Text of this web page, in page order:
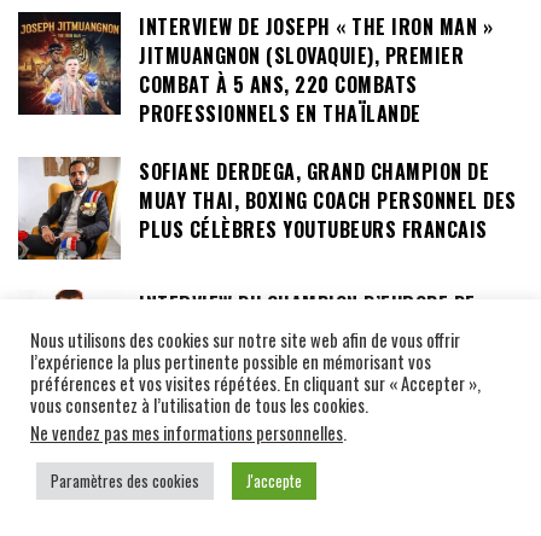
INTERVIEW DE JOSEPH « THE IRON MAN »
JITMUANGNON (SLOVAQUIE), PREMIER
COMBAT À 5 ANS, 220 COMBATS
PROFESSIONNELS EN THAÏLANDE
SOFIANE DERDEGA, GRAND CHAMPION DE
MUAY THAI, BOXING COACH PERSONNEL DES
PLUS CÉLÈBRES YOUTUBEURS FRANCAIS
INTERVIEW DU CHAMPION D’EUROPE DE
MUAY THAI LIONEL DI VITALE,
PARACHUTISTE COMMANDO, PORTIER,
GARDE DU CORPS DE STAR
INTERVIEWS NAKMUAYS YING
Nous utilisons des cookies sur notre site web afin de vous offrir
l’expérience la plus pertinente possible en mémorisant vos
préférences et vos visites répétées. En cliquant sur « Accepter »,
vous consentez à l’utilisation de tous les cookies.
Ne vendez pas mes informations personnelles.
Paramètres des cookies J'accepte